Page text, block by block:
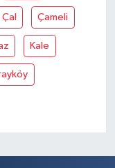
Çal Çameli
Kale